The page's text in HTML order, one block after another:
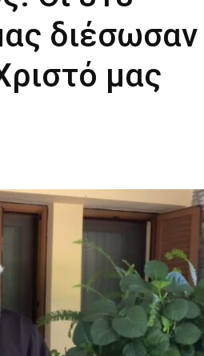
διέσωσαν
μας